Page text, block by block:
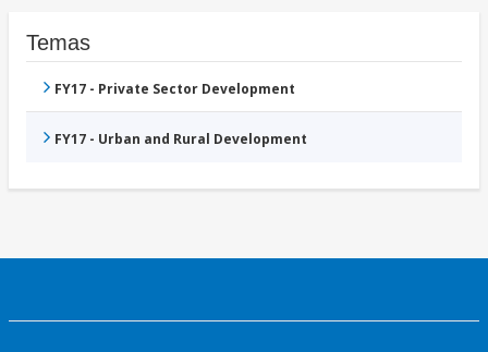
Temas
FY17 - Private Sector Development
FY17 - Urban and Rural Development